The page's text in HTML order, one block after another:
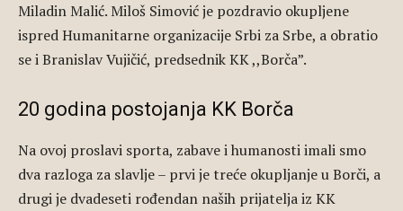
Miladin Malić. Miloš Simović je pozdravio okupljene
ispred Humanitarne organizacije Srbi za Srbe, a obratio
se i Branislav Vujičić, predsednik KK ,,Borča”.
20 godina postojanja KK Borča
Na ovoj proslavi sporta, zabave i humanosti imali smo
dva razloga za slavlje – prvi je treće okupljanje u Borči, a
drugi je dvadeseti rođendan naših prijatelja iz KK